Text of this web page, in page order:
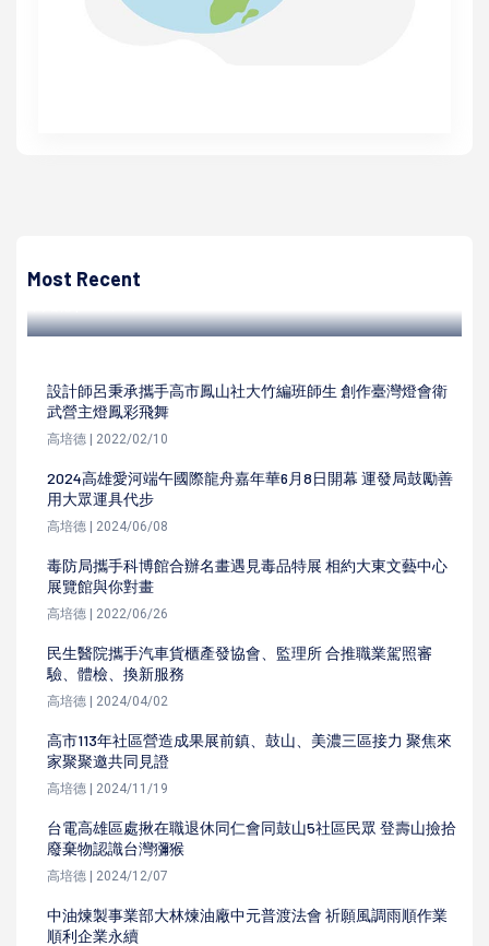
Most Recent
4農會1合作社包辦21獎
設計師呂秉承攜手高市鳳山社大竹編班師生 創作臺灣燈會衛
武營主燈鳳彩飛舞
高培德 | 2022/02/10
2024高雄愛河端午國際龍舟嘉年華6月8日開幕 運發局鼓勵善
用大眾運具代步
高培德 | 2024/06/08
毒防局攜手科博館合辦名畫遇見毒品特展 相約大東文藝中心
展覽館與你對畫
高培德 | 2022/06/26
民生醫院攜手汽車貨櫃產發協會、監理所 合推職業駕照審
驗、體檢、換新服務
高培德 | 2024/04/02
高市113年社區營造成果展前鎮、鼓山、美濃三區接力 聚焦來
家聚聚邀共同見證
高培德 | 2024/11/19
台電高雄區處揪在職退休同仁會同鼓山5社區民眾 登壽山撿拾
廢棄物認識台灣獼猴
高培德 | 2024/12/07
中油煉製事業部大林煉油廠中元普渡法會 祈願風調雨順作業
順利企業永續